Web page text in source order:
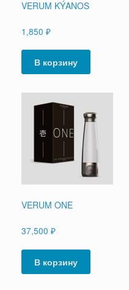
VERUM KÝANOS
1,850 ₽
В корзину
VERUM ONE
37,500 ₽
В корзину